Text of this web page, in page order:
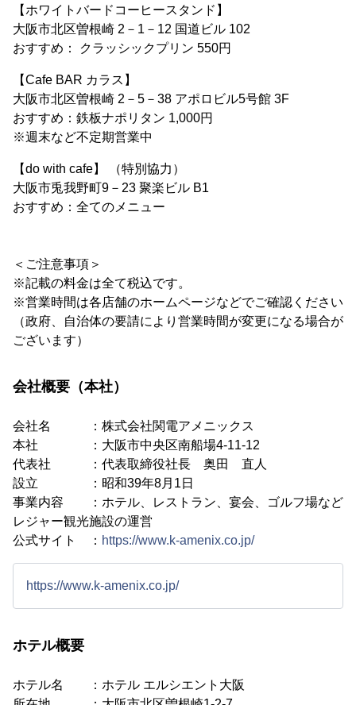
【ホワイトバードコーヒースタンド】
大阪市北区曽根崎 2－1－12 国道ビル 102
おすすめ： クラッシックプリン 550円
【Cafe BAR カラス】
大阪市北区曽根崎 2－5－38 アポロビル5号館 3F
おすすめ：鉄板ナポリタン 1,000円
※週末など不定期営業中
【do with cafe】 （特別協力）
大阪市兎我野町9－23 聚楽ビル B1
おすすめ：全てのメニュー
＜ご注意事項＞
※記載の料金は全て税込です。
※営業時間は各店舗のホームページなどでご確認ください
（政府、自治体の要請により営業時間が変更になる場合が
ございます）
会社概要（本社）
会社名 ：株式会社関電アメニックス
本社 ：大阪市中央区南船場4-11-12
代表社 ：代表取締役社長 奥田 直人
設立 ：昭和39年8月1日
事業内容 ：ホテル、レストラン、宴会、ゴルフ場など
レジャー観光施設の運営
公式サイト ： https://www.k-amenix.co.jp/
https://www.k-amenix.co.jp/
ホテル概要
ホテル名 ：ホテル エルシエント大阪